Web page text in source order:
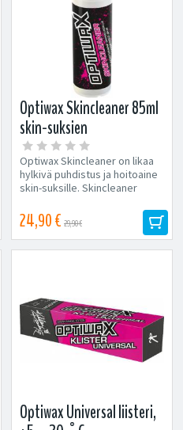
Optiwax Skincleaner 85ml
skin-suksien
puhdistusaine
Optiwax Skincleaner on likaa
hylkivä puhdistus ja hoitoaine
skin-suksille. Skincleaner
24,90 € 29,90 €
Optiwax Universal liisteri,